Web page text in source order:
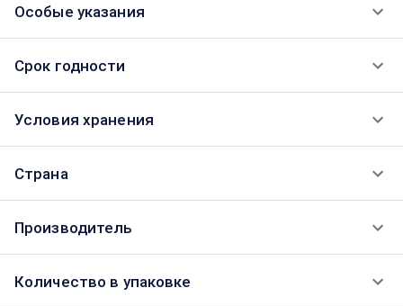
Особые указания
Срок годности
Условия хранения
Страна
Производитель
Количество в упаковке